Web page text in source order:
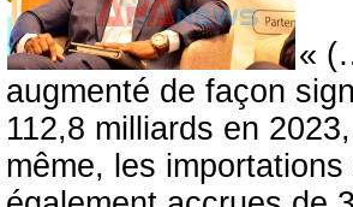
«
augmenté de façon
112,8 milliards en
même, les